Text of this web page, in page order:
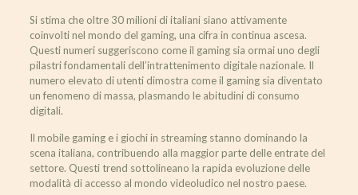
Si stima che oltre 30 milioni di italiani siano attivamente
coinvolti nel mondo del gaming, una cifra in continua ascesa.
Questi numeri suggeriscono come il gaming sia ormai uno degli
pilastri fondamentali dell’intrattenimento digitale nazionale. Il
numero elevato di utenti dimostra come il gaming sia diventato
un fenomeno di massa, plasmando le abitudini di consumo
digitali.
Il mobile gaming e i giochi in streaming stanno dominando la
scena italiana, contribuendo alla maggior parte delle entrate del
settore. Questi trend sottolineano la rapida evoluzione delle
modalità di accesso al mondo videoludico nel nostro paese.